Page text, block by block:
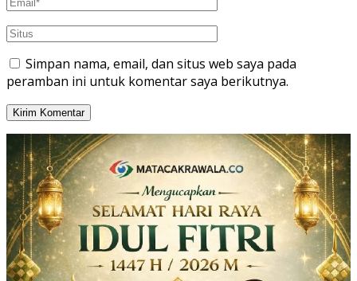
Simpan nama, email, dan situs web saya pada
peramban ini untuk komentar saya berikutnya.